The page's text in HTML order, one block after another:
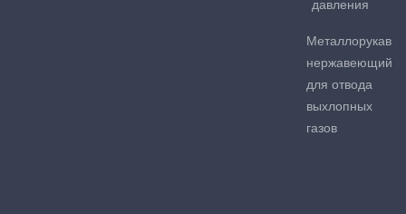
давления
Металлорукав
нержавеющий
для отвода
выхлопных
газов